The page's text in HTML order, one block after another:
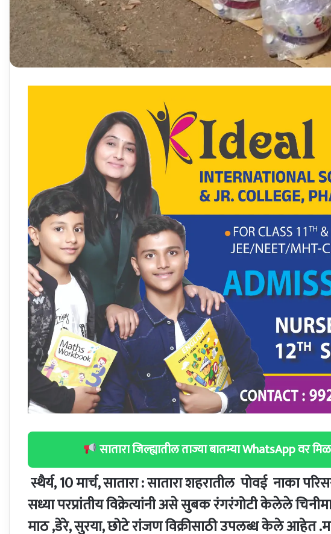
सातारा जिल्ह्यातील ताज्या बातम्या WhatsApp वर
स्थैर्य, 10 मार्च, सातारा : सातारा शहरातील पोवई नाका
सध्या परप्रांतीय विक्रेत्यांनी असे सुबक रंगरंगोटी केलेले
माठ ,डेरे, सुरया, छोटे रांजण विक्रीसाठी उपलब्ध केले आहेत